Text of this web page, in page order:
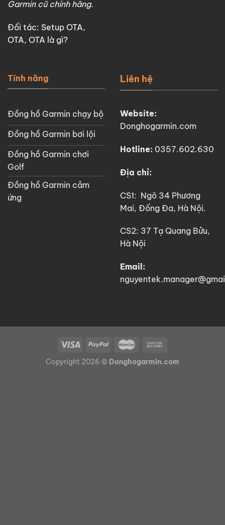
Garmin cũ chính hãng.
Đối tác: Setup OTA,
OTA, OTA là gì?
Tính năng
Đồng hồ Garmin chạy bộ
Đồng hồ Garmin bơi lội
Đồng hồ Garmin chơi
Golf
Đồng hồ Garmin cảm
ứng
Liên hệ
Website:
Donghogarmin.com
Hotline: 0357.602.630
Địa chỉ:
CS1: Ngõ 34 Phương
Mai, Đống Đa, Hà Nội.
CS2: 37 Tạ Quang Bửu,
Hà Nội
Email:
Copyright 2026 © Donghogarmin.com